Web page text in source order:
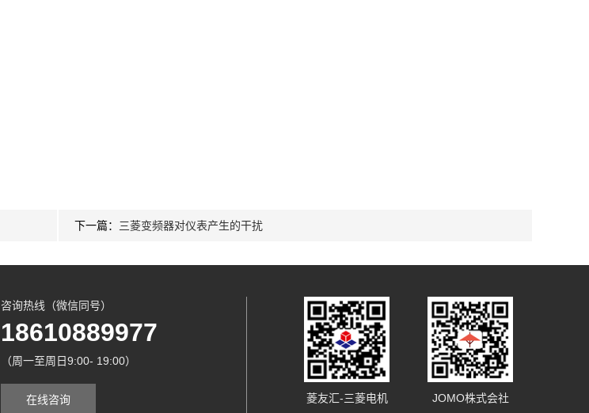
下一篇： 三菱变频器对仪表产生的干扰
咨询热线（微信同号）
18610889977
（周一至周日9:00- 19:00）
在线咨询 菱友汇-三菱电机 JOMO株式会社